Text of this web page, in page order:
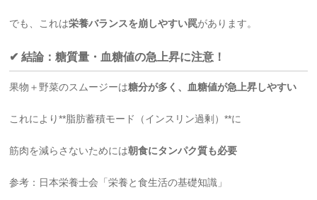
でも、これは栄養バランスを崩しやすい罠があります。
✔ 結論：糖質量・血糖値の急上昇に注意！
果物＋野菜のスムージーは糖分が多く、血糖値が急上昇しやすい
これにより**脂肪蓄積モード（インスリン過剰）**に
筋肉を減らさないためには朝食にタンパク質も必要
参考：日本栄養士会「栄養と食生活の基礎知識」